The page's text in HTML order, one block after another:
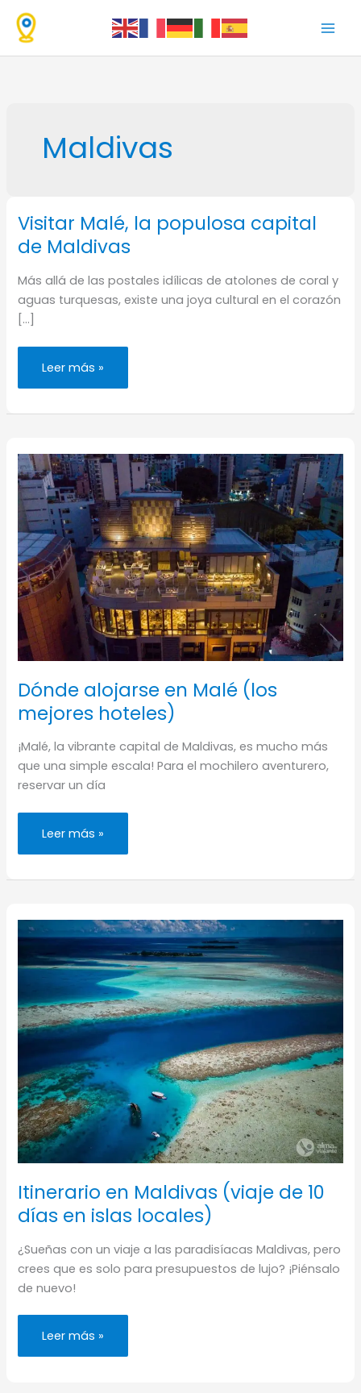
contenido
Maldivas
Visitar Malé, la populosa capital
de Maldivas
Más allá de las postales idílicas de atolones de coral y
aguas turquesas, existe una joya cultural en el corazón
[…]
Visitar
la
capital
Leer más »
Dónde alojarse en Malé (los
mejores hoteles)
¡Malé, la vibrante capital de Maldivas, es mucho más
que una simple escala! Para el mochilero aventurero,
reservar un día
Dónde
en
(los
Leer más »
Itinerario en Maldivas (viaje de 10
días en islas locales)
¿Sueñas con un viaje a las paradisíacas Maldivas, pero
crees que es solo para presupuestos de lujo? ¡Piénsalo
de nuevo!
Itinerario
Maldivas
Leer más »